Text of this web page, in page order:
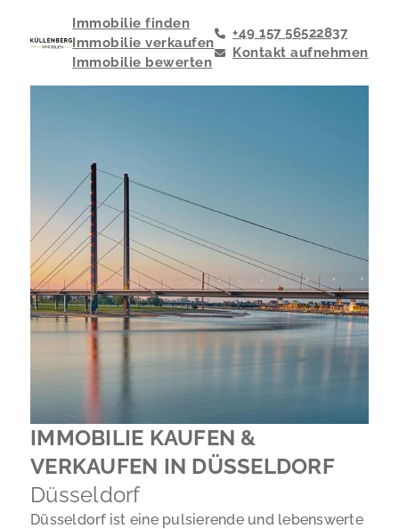
Immobilie finden
Immobilie verkaufen
Immobilie bewerten
+49 157 56522837
Kontakt aufnehmen
IMMOBILIE KAUFEN &
VERKAUFEN IN DÜSSELDORF
Düsseldorf
Düsseldorf ist eine pulsierende und lebenswerte